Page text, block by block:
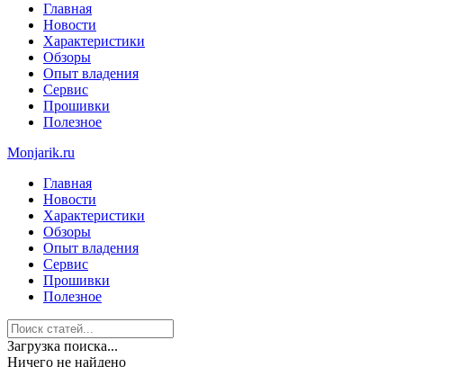
Главная
Новости
Характеристики
Обзоры
Опыт владения
Сервис
Прошивки
Полезное
Monjarik.ru
Главная
Новости
Характеристики
Обзоры
Опыт владения
Сервис
Прошивки
Полезное
Загрузка поиска...
Ничего не найдено